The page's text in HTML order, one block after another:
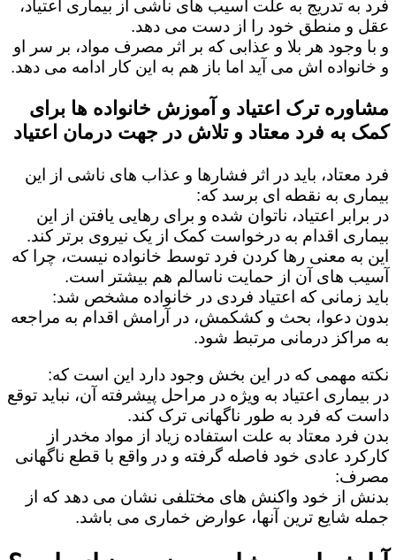
فرد به تدریج به علت آسیب های ناشی از بیماری اعتیاد،
عقل و منطق خود را از دست می دهد.
و با وجود هر بلا و عذابی که بر اثر مصرف مواد، بر سر او
و خانواده اش می آید اما باز هم به این کار ادامه می دهد.
مشاوره ترک اعتیاد و آموزش خانواده ها برای
کمک به فرد معتاد و تلاش در جهت درمان اعتیاد
فرد معتاد، باید در اثر فشارها و عذاب های ناشی از این
بیماری به نقطه ای برسد که:
در برابر اعتیاد، ناتوان شده و برای رهایی یافتن از این
بیماری اقدام به درخواست کمک از یک نیروی برتر کند.
این به معنی رها کردن فرد توسط خانواده نیست، چرا که
آسیب های آن از حمایت ناسالم هم بیشتر است.
باید زمانی که اعتیاد فردی در خانواده مشخص شد:
بدون دعوا، بحث و کشکمش، در آرامش اقدام به مراجعه
به مراکز درمانی مرتبط شود.
نکته مهمی که در این بخش وجود دارد این است که:
در بیماری اعتیاد به ویژه در مراحل پیشرفته آن، نباید توقع
داست که فرد به طور ناگهانی ترک کند.
بدن فرد معتاد به علت استفاده زیاد از مواد مخدر از
کارکرد عادی خود فاصله گرفته و در واقع با قطع ناگهانی
مصرف:
بدنش از خود واکنش های مختلفی نشان می دهد که از
جمله شایع ترین آنها، عوارض خماری می باشد.